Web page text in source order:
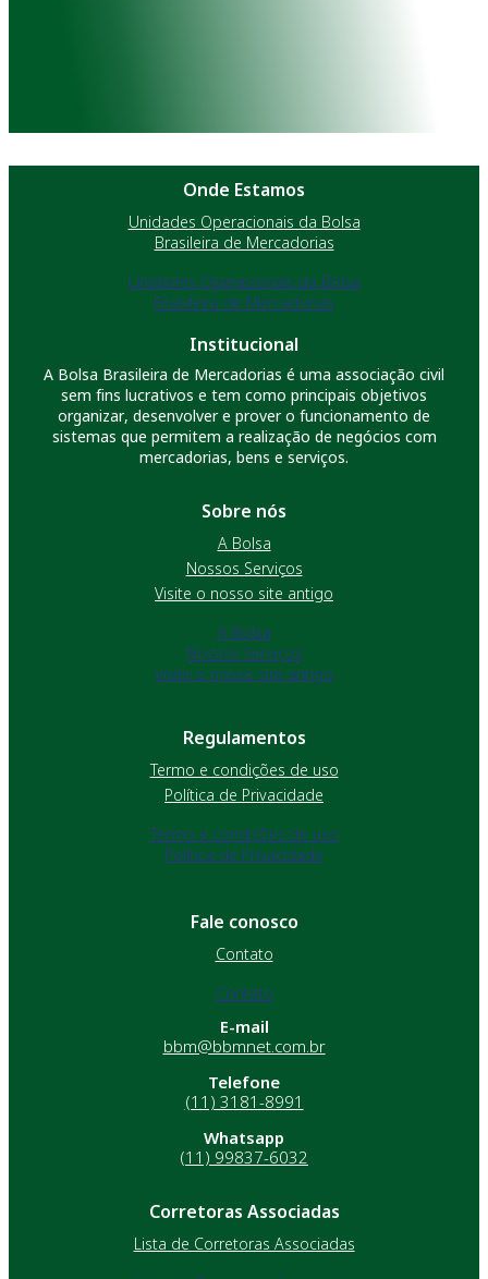
Onde Estamos
Unidades Operacionais da Bolsa
Brasileira de Mercadorias
Unidades Operacionais da Bolsa
Brasileira de Mercadorias
Institucional
A Bolsa Brasileira de Mercadorias é uma associação civil
sem fins lucrativos e tem como principais objetivos
organizar, desenvolver e prover o funcionamento de
sistemas que permitem a realização de negócios com
mercadorias, bens e serviços.
Sobre nós
A Bolsa
Nossos Serviços
Visite o nosso site antigo
A Bolsa
Nossos Serviços
Visite o nosso site antigo
Regulamentos
Termo e condições de uso
Política de Privacidade
Termo e condições de uso
Política de Privacidade
Fale conosco
Contato
Contato
E-mail
bbm@bbmnet.com.br
Telefone
(11) 3181-8991
Whatsapp
(11) 99837-6032
Corretoras Associadas
Lista de Corretoras Associadas